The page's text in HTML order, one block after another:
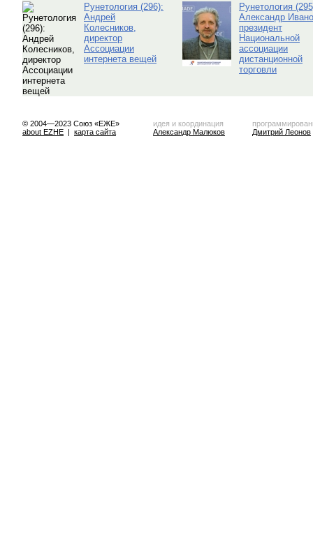
Рунетология (296):
Андрей
Колесников,
директор
Ассоциации
интернета вещей
Рунетология
Александр
президент
Национальной
ассоциации
дистанционной
торговли
© 2004—2023 Союз «ЕЖЕ»
about EZHE | карта сайта
идея и координация
Александр Малюков
Дмитрий Леонов